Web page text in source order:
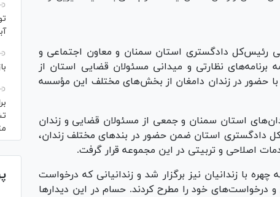
رئیس‌کل دادگستری استان سمنان و معاون اجتماعی و
برنامه‌های نظارتی و میدانی مسئولان قضایی استان از
با حضور در زندان دامغان از بخش‌های مختلف این مؤسسه
استان سمنان و جمعی از مسئولان قضایی و زندان
دادگستری استان ضمن حضور در بند‌های مختلف زندان،
اصلاحی و تربیتی در این مجموعه قرار گرفت.
با زندانیان نیز برگزار شد و زندانیانی که درخواست
درخواست‌های خود را مطرح کردند. حسام در این دیدار‌ها